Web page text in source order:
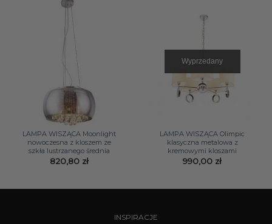
LAMPA WISZĄCA Moonlight
nowoczesna z kloszem ze
szkła lustrzanego średnia
820,80 zł
Wyprzedany
LAMPA WISZĄCA Olimpic
klasyczna metalowa z
kremowymi kloszami
990,00 zł
INSPIRACJE